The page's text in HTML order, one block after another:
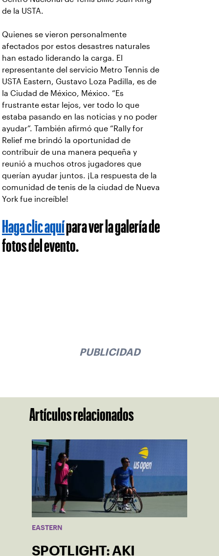
de la USTA.
Quienes se vieron personalmente
afectados por estos desastres naturales
han estado liderando la carga. El
representante del servicio Metro Tennis de
USTA Eastern, Gustavo Loza Padilla, es de
la Ciudad de México, México. “Es
frustrante estar lejos, ver todo lo que
estaba pasando en las noticias y no poder
ayudar”. También afirmó que “Rally for
Relief me brindó la oportunidad de
contribuir de una manera pequeña y
reunió a muchos otros jugadores que
querían ayudar juntos. ¡La respuesta de la
comunidad de tenis de la ciudad de Nueva
York fue increíble!
Haga clic aquípara ver la galería de
fotos del evento.
PUBLICIDAD
Artículos relacionados
EASTERN
SPOTLIGHT: AKI